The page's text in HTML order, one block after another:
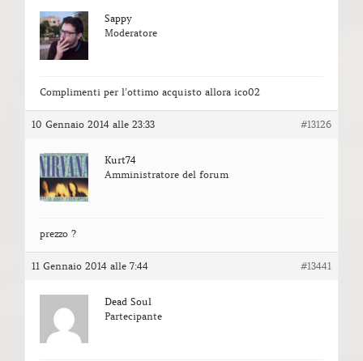
Sappy
Moderatore
Complimenti per l’ottimo acquisto allora ico02
10 Gennaio 2014 alle 23:33 #13126
Kurt74
Amministratore del forum
prezzo ?
11 Gennaio 2014 alle 7:44 #13441
Dead Soul
Partecipante